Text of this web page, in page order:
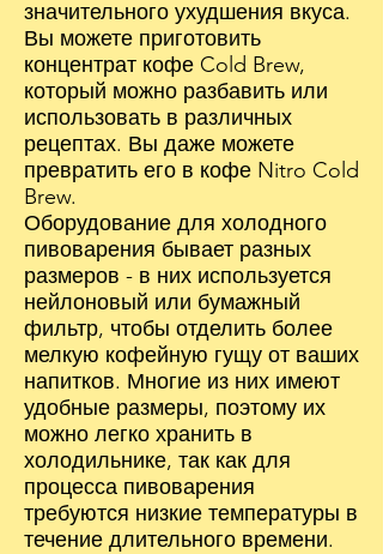
значительного ухудшения вкуса.
Вы можете приготовить
концентрат кофе Cold Brew,
который можно разбавить или
использовать в различных
рецептах. Вы даже можете
превратить его в кофе Nitro Cold
Brew.
Оборудование для холодного
пивоварения бывает разных
размеров - в них используется
нейлоновый или бумажный
фильтр, чтобы отделить более
мелкую кофейную гущу от ваших
напитков. Многие из них имеют
удобные размеры, поэтому их
можно легко хранить в
холодильнике, так как для
процесса пивоварения
требуются низкие температуры в
течение длительного времени.